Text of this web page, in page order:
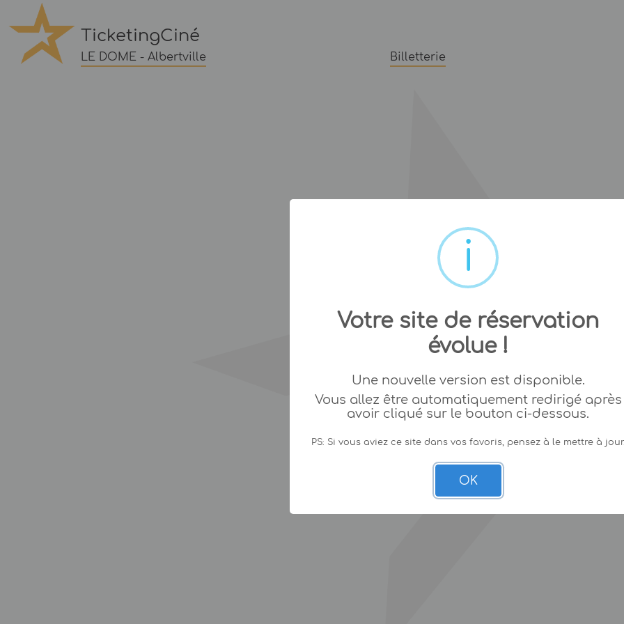
TicketingCiné
LE DOME - Albertville Billetterie
Votre site de réservation
évolue !
Une nouvelle version est disponible.
Vous allez être automatiquement redirigé après
avoir cliqué sur le bouton ci-dessous.
PS: Si vous aviez ce site dans vos favoris, pensez à le mettre à
OK